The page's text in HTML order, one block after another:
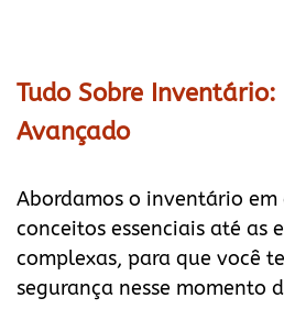
Tudo Sobre Inventário:
Avançado
Abordamos o inventário em
conceitos essenciais até as
complexas, para que você
segurança nesse momento